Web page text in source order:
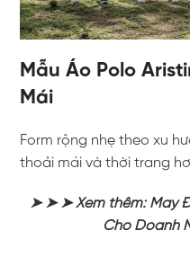
Mẫu Áo Polo
Mái
Form rộng nhẹ theo xu
thoải mái và thời trang
➤ ➤ ➤ Xem thêm: May
Cho Doanh